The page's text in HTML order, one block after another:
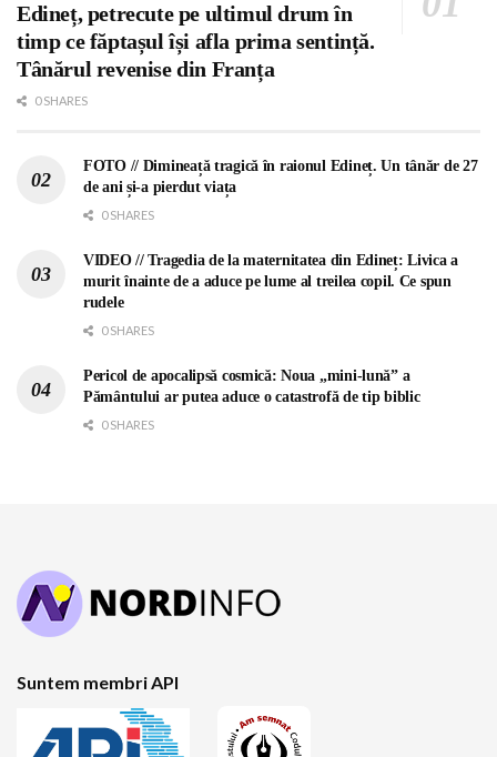
Edineț, petrecute pe ultimul drum în
timp ce făptașul își afla prima sentință.
Tânărul revenise din Franța
0 SHARES
FOTO // Dimineață tragică în raionul Edineț. Un tânăr de 27
de ani și-a pierdut viața
0 SHARES
VIDEO // Tragedia de la maternitatea din Edineț: Livica a
murit înainte de a aduce pe lume al treilea copil. Ce spun
rudele
0 SHARES
Pericol de apocalipsă cosmică: Noua „mini-lună” a
Pământului ar putea aduce o catastrofă de tip biblic
0 SHARES
Suntem membri API